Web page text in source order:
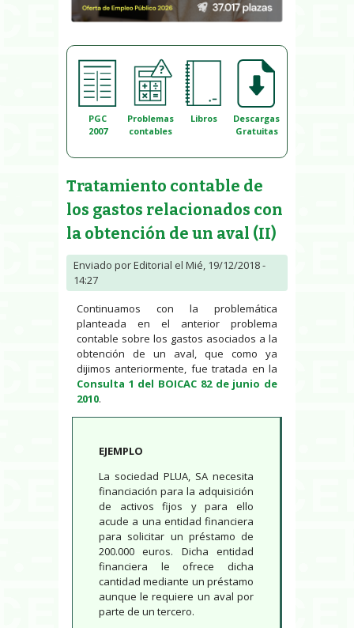
PGC
2007
Problemas
contables
Libros
Descargas
Gratuitas
Tratamiento contable de
los gastos relacionados con
la obtención de un aval (II)
Enviado porEditorial el Mié, 19/12/2018 -
14:27
Continuamos con la problemática
planteada en el anterior problema
contable sobre los gastos asociados a la
obtención de un aval, que como ya
dijimos anteriormente, fue tratada en la
Consulta 1 del BOICAC 82 de junio de
2010.
EJEMPLO
La sociedad PLUA, SA necesita
financiación para la adquisición
de activos fijos y para ello
acude a una entidad financiera
para solicitar un préstamo de
200.000 euros. Dicha entidad
financiera le ofrece dicha
cantidad mediante un préstamo
aunque le requiere un aval por
parte de un tercero.